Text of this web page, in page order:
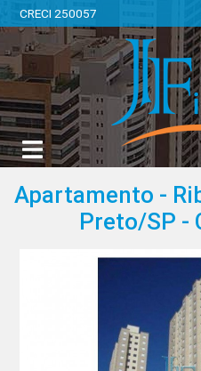
CRECI 250057
JF Imóveis |
Apartamento -
Preto/SP -